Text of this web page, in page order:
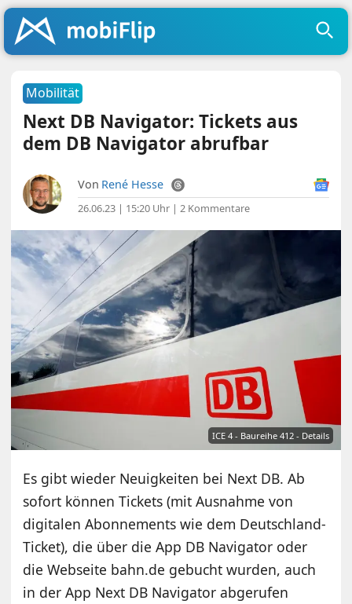
Mobilität
Next DB Navigator: Tickets aus
dem DB Navigator abrufbar
Von René Hesse
26.06.23 | 15:20 Uhr |2 Kommentare
ICE 4 - Baureihe 412 - Details
Es gibt wieder Neuigkeiten bei Next DB. Ab
sofort können Tickets (mit Ausnahme von
digitalen Abonnements wie dem Deutschland-
Ticket), die über die App DB Navigator oder
die Webseite bahn.de gebucht wurden, auch
in der App Next DB Navigator abgerufen